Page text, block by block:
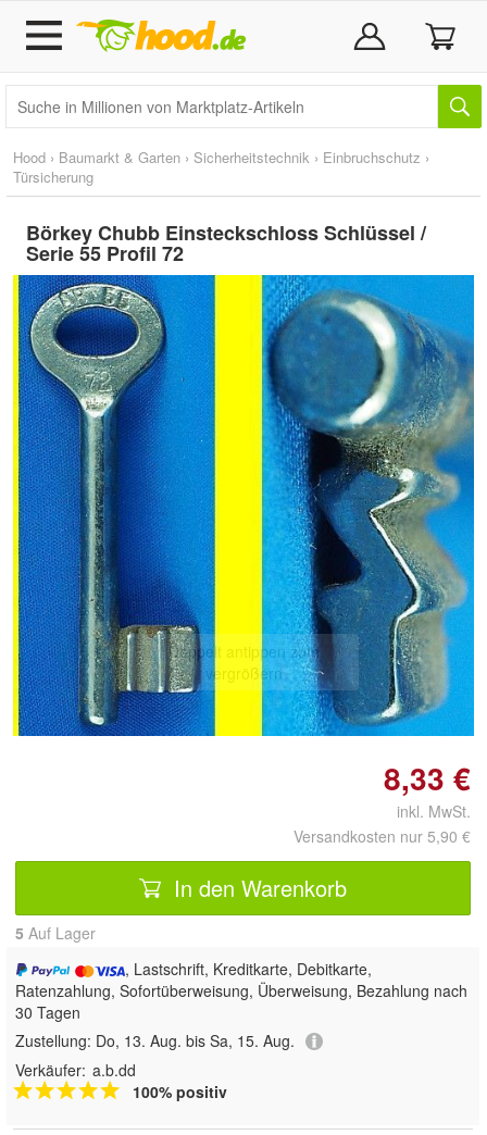
Hood › Baumarkt & Garten › Sicherheitstechnik › Einbruchschutz ›
Türsicherung
Börkey Chubb Einsteckschloss Schlüssel /
Serie 55 Profil 72
Doppelt antippen zum
vergrößern
8,33 €
inkl. MwSt.
Versandkosten nur 5,90 €
In den Warenkorb
5 Auf Lager
, Lastschrift, Kreditkarte, Debitkarte,
Ratenzahlung, Sofortüberweisung, Überweisung, Bezahlung nach
30 Tagen
Zustellung: Do, 13. Aug. bis Sa, 15. Aug.
Verkäufer: a.b.dd
100% positiv